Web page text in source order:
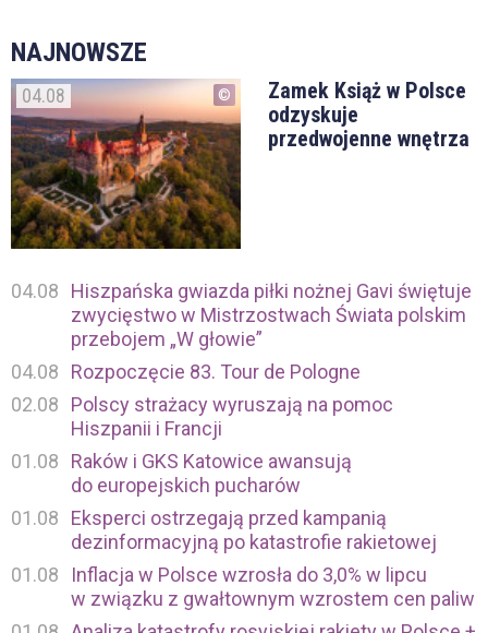
NAJNOWSZE
04.08
Zamek Książ w Polsce
odzyskuje
przedwojenne wnętrza
04.08
Hiszpańska gwiazda piłki nożnej Gavi świętuje
zwycięstwo w Mistrzostwach Świata polskim
przebojem „W głowie”
04.08
Rozpoczęcie 83. Tour de Pologne
02.08
Polscy strażacy wyruszają na pomoc
Hiszpanii i Francji
01.08
Raków i GKS Katowice awansują
do europejskich pucharów
01.08
Eksperci ostrzegają przed kampanią
dezinformacyjną po katastrofie rakietowej
01.08
Inflacja w Polsce wzrosła do 3,0% w lipcu
w związku z gwałtownym wzrostem cen paliw